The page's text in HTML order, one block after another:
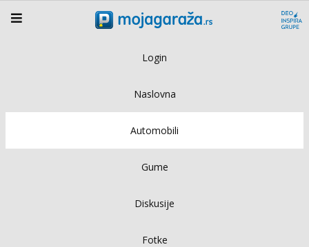
Login
Naslovna
Automobili
Gume
Diskusije
Fotke